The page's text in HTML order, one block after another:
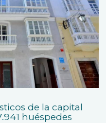
de la capital
huéspedes